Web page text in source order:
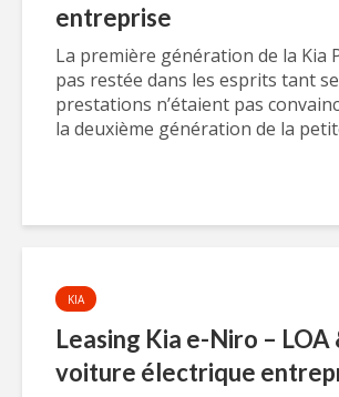
entreprise
La première génération de la Kia
pas restée dans les esprits tant
prestations n’étaient pas
la deuxième génération de la
KIA
Leasing Kia e-Niro – LOA
voiture électrique